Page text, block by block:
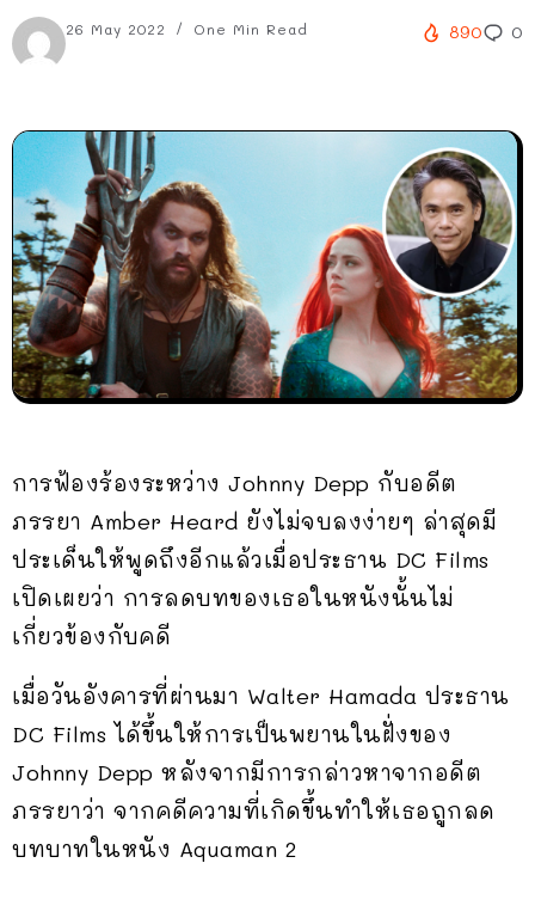
26 May 2022 One Min Read 890 0
การฟ้องร้องระหว่าง Johnny Depp กับอดีต
ภรรยา Amber Heard ยังไม่จบลงง่ายๆ ล่าสุดมี
ประเด็นให้พูดถึงอีกแล้วเมื่อประธาน DC Films
เปิดเผยว่า การลดบทของเธอในหนังนั้นไม่
เกี่ยวข้องกับคดี
เมื่อวันอังคารที่ผ่านมา Walter Hamada ประธาน
DC Films ได้ขึ้นให้การเป็นพยานในฝั่งของ
Johnny Depp หลังจากมีการกล่าวหาจากอดีต
ภรรยาว่า จากคดีความที่เกิดขึ้นทำให้เธอถูกลด
บทบาทในหนัง Aquaman 2